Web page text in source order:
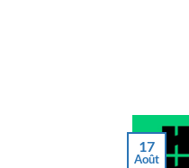
17
Août